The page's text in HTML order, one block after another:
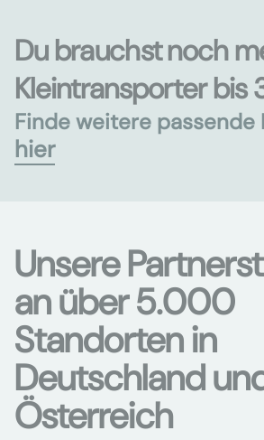
Du brauchst noch
Kleintransporter bis
Finde weitere passende
hier
Unsere
an über 5.000
Standorten in
Deutschland
Österreich